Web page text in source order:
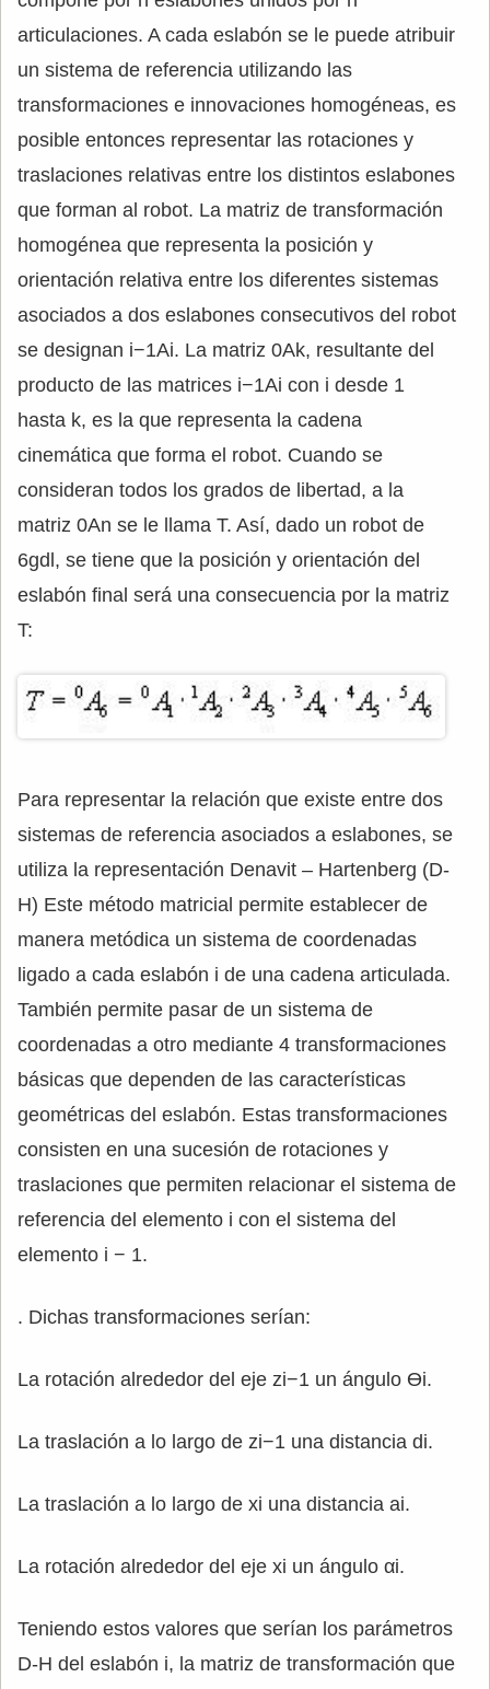
articulaciones. A cada eslabón se le puede atribuir
un sistema de referencia utilizando las
transformaciones e innovaciones homogéneas, es
posible entonces representar las rotaciones y
traslaciones relativas entre los distintos eslabones
que forman al robot. La matriz de transformación
homogénea que representa la posición y
orientación relativa entre los diferentes sistemas
asociados a dos eslabones consecutivos del robot
se designan i−1Ai. La matriz 0Ak, resultante del
producto de las matrices i−1Ai con i desde 1
hasta k, es la que representa la cadena
cinemática que forma el robot. Cuando se
consideran todos los grados de libertad, a la
matriz 0An se le llama T. Así, dado un robot de
6gdl, se tiene que la posición y orientación del
eslabón final será una consecuencia por la matriz
T:
Para representar la relación que existe entre dos
sistemas de referencia asociados a eslabones, se
utiliza la representación Denavit – Hartenberg (D-
H) Este método matricial permite establecer de
manera metódica un sistema de coordenadas
ligado a cada eslabón i de una cadena articulada.
También permite pasar de un sistema de
coordenadas a otro mediante 4 transformaciones
básicas que dependen de las características
geométricas del eslabón. Estas transformaciones
consisten en una sucesión de rotaciones y
traslaciones que permiten relacionar el sistema de
referencia del elemento i con el sistema del
elemento i − 1.
. Dichas transformaciones serían:
La rotación alrededor del eje zi−1 un ángulo Өi.
La traslación a lo largo de zi−1 una distancia di.
La traslación a lo largo de xi una distancia ai.
La rotación alrededor del eje xi un ángulo αi.
Teniendo estos valores que serían los parámetros
D-H del eslabón i, la matriz de transformación que